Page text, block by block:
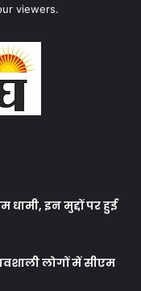
viewers.
धामी, इन मुद्दों पर हुई
लोगों में सीएम